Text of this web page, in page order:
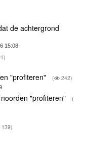
de achtergrond
15:08
"profiteren" ( 242)
"profiteren"
(
139)